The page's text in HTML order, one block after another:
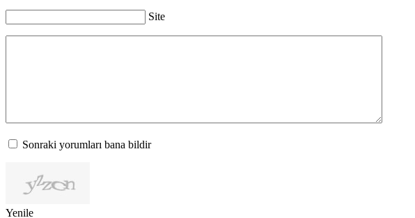
Site
Sonraki yorumları bana bildir
Yenile